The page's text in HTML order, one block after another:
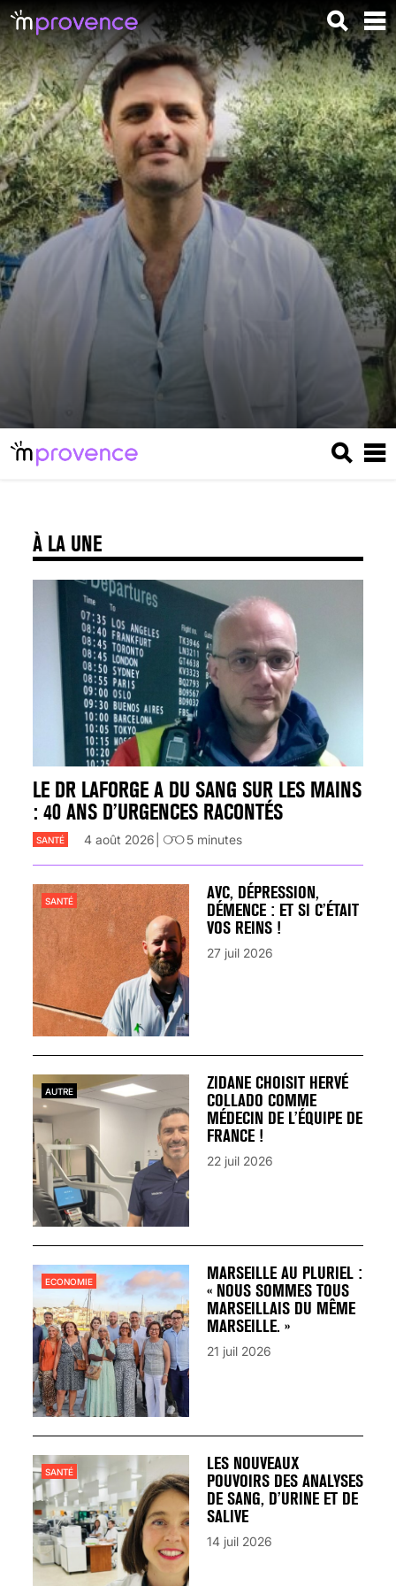
À LA UNE
LE DR LAFORGE A DU SANG SUR LES MAINS
: 40 ANS D’URGENCES RACONTÉS
SANTÉ 4 août 2026 5 minutes
AVC, DÉPRESSION,
DÉMENCE : ET SI C’ÉTAIT
VOS REINS !
SANTÉ
27 juil 2026
ZIDANE CHOISIT HERVÉ
COLLADO COMME
MÉDECIN DE L’ÉQUIPE DE
FRANCE !
AUTRE
22 juil 2026
MARSEILLE AU PLURIEL :
« NOUS SOMMES TOUS
MARSEILLAIS DU MÊME
MARSEILLE. »
ECONOMIE
21 juil 2026
LES NOUVEAUX
POUVOIRS DES ANALYSES
DE SANG, D’URINE ET DE
SALIVE
SANTÉ
14 juil 2026